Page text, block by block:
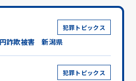
犯罪トピックス
詐欺被害 新潟県
犯罪トピックス